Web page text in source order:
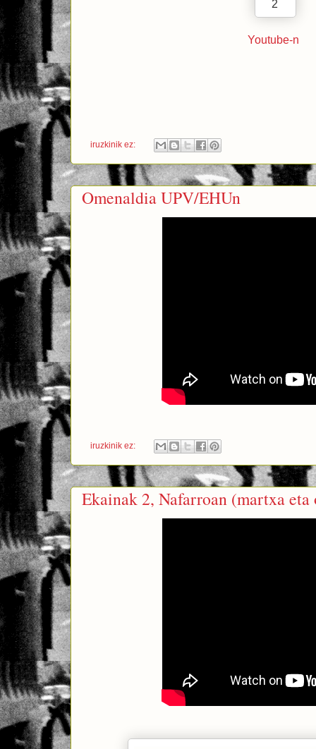
Youtube-n
iruzkinik ez:
Omenaldia UPV/EHUn
iruzkinik ez:
Ekainak 2, Nafarroan (martxa eta